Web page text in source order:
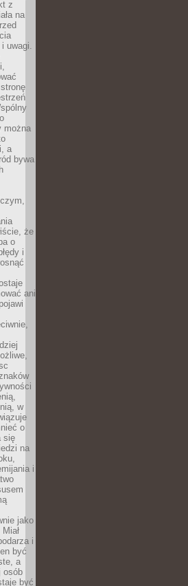
z
na
uwagi.
można
a
bywa
że
o
i
ani
w
o
się
na
i
jako
i
być
a
osób
być